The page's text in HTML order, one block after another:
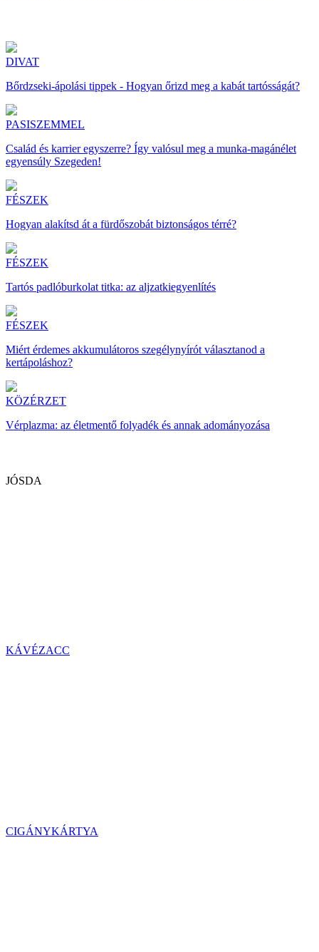
DIVAT
Bőrdzseki-ápolási tippek - Hogyan őrizd meg a kabát tartósságát?
PASISZEMMEL
Család és karrier egyszerre? Így valósul meg a munka-magánélet
egyensúly Szegeden!
FÉSZEK
Hogyan alakítsd át a fürdőszobát biztonságos térré?
FÉSZEK
Tartós padlóburkolat titka: az aljzatkiegyenlítés
FÉSZEK
Miért érdemes akkumulátoros szegélynyírót választanod a
kertápoláshoz?
KÖZÉRZET
Vérplazma: az életmentő folyadék és annak adományozása
JÓSDA
KÁVÉZACC
CIGÁNYKÁRTYA